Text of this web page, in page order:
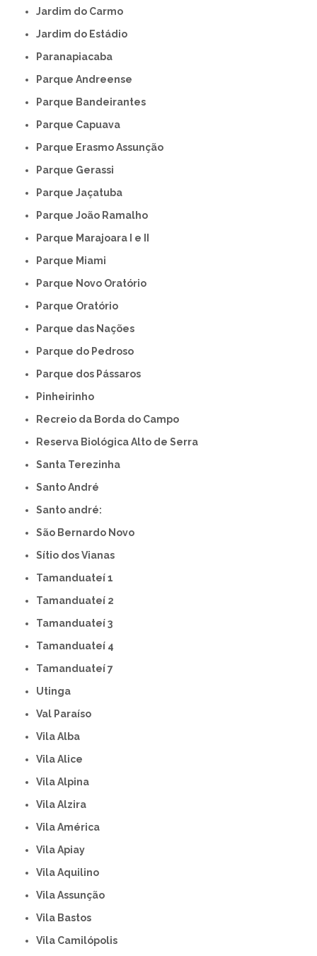
Jardim do Carmo
Jardim do Estádio
Paranapiacaba
Parque Andreense
Parque Bandeirantes
Parque Capuava
Parque Erasmo Assunção
Parque Gerassi
Parque Jaçatuba
Parque João Ramalho
Parque Marajoara I e II
Parque Miami
Parque Novo Oratório
Parque Oratório
Parque das Nações
Parque do Pedroso
Parque dos Pássaros
Pinheirinho
Recreio da Borda do Campo
Reserva Biológica Alto de Serra
Santa Terezinha
Santo André
Santo andré:
São Bernardo Novo
Sítio dos Vianas
Tamanduateí 1
Tamanduateí 2
Tamanduateí 3
Tamanduateí 4
Tamanduateí 7
Utinga
Val Paraíso
Vila Alba
Vila Alice
Vila Alpina
Vila Alzira
Vila América
Vila Apiay
Vila Aquilino
Vila Assunção
Vila Bastos
Vila Camilópolis